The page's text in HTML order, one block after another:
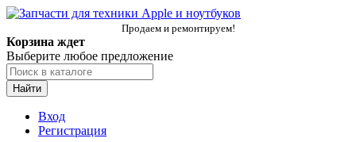
Продаем и ремонтируем!
Корзина ждет
Выберите любое предложение
Найти
Вход
Регистрация